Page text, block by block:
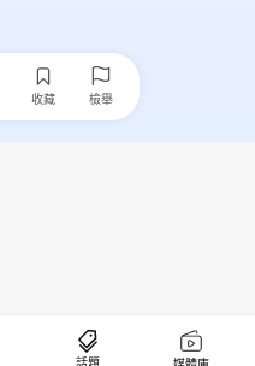
收藏 檢舉
話題 媒體庫